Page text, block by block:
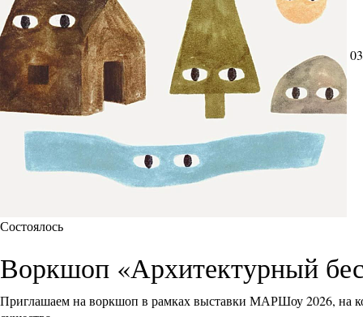
Состоялось
Воркшоп «Архитектурный
Приглашаем на воркшоп в рамках выставки МАРШоу 2026, на